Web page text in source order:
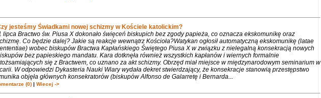
jesteśmy Świadkami nowej schizmy w Kościele katolickim?
lipca Bractwo św. Piusa X dokonało święceń biskupich bez zgody papieża, co oznacza ekskomunikę oraz
Co będzie dalej? Jakie są reakcje wewnątrz Kościoła?Watykan ogłosił automatyczną ekskomunikę (latae
wobec biskupów Bractwa Kapłańskiego Świętego Piusa X w związku z nielegalną konsekracją nowych
bez papieskiego mandatu. Kara dotknęła również wszystkich kapłanów i wiernych formalnie
się z Bractwem, co uznano za akt schizmy. Obrzęd miał miejsce w międzynarodowym seminarium w
W odpowiedzi Dykasteria Nauki Wiary wydała dekret stwierdzający, że konsekracje stanowią przestępstwo
objęła głównych konsekratorów (biskupów Alfonso de Galarretę i Bernarda...
(0)| Wiecej ->